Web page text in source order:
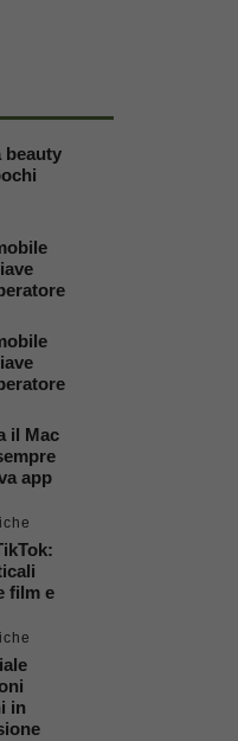
beauty
il Mac
app
film e
in